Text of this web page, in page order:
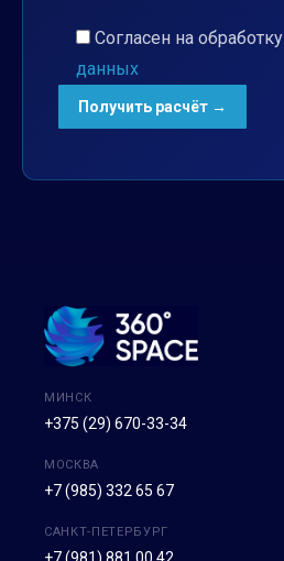
Согласен на обработку
данных
МИНСК
+375 (29) 670-33-34
МОСКВА
+7 (985) 332 65 67
САНКТ-ПЕТЕРБУРГ
+7 (981) 881 00 42